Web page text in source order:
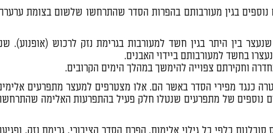
בגין מעורבותם בהפרות הסדר שהתרחשו שלשום בצומת
בין היתר בגין חשד למעורבות בגרימת נזק לרכוש (אופנוע).
בחשד למעורבותם ביידוי האבנים.
וחקירתם צפוייה להימשך במהלך הימים הקרובים.
כנגד מפירי הסדר באשר הם. אלו מצטרפים למעצר מתפרעים
נוספים של מתפרעים שנטלו חלק פעיל בהתפרעות האלימה